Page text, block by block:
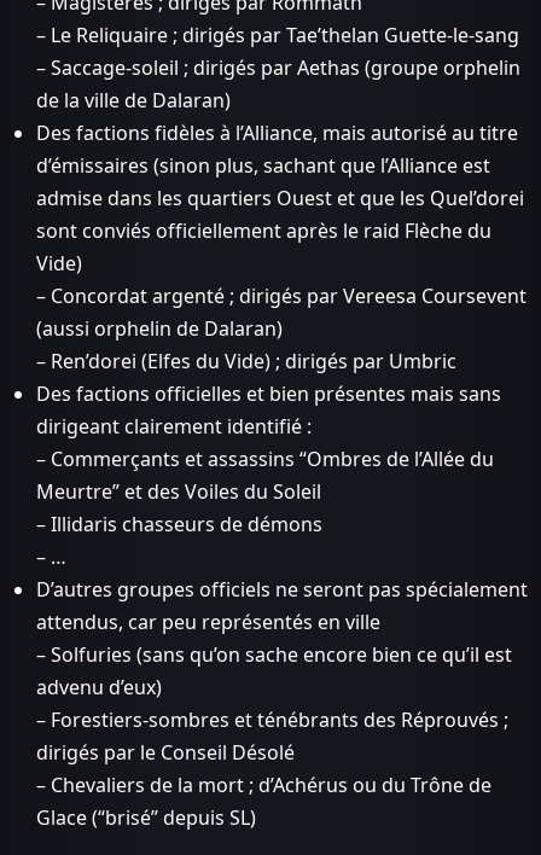
– Le Reliquaire ; dirigés par Tae’thelan Guette-le-sang
– Saccage-soleil ; dirigés par Aethas (groupe orphelin
de la ville de Dalaran)
Des factions fidèles à l’Alliance, mais autorisé au titre
d’émissaires (sinon plus, sachant que l’Alliance est
admise dans les quartiers Ouest et que les Quel’dorei
sont conviés officiellement après le raid Flèche du
Vide)
– Concordat argenté ; dirigés par Vereesa Coursevent
(aussi orphelin de Dalaran)
– Ren’dorei (Elfes du Vide) ; dirigés par Umbric
Des factions officielles et bien présentes mais sans
dirigeant clairement identifié :
– Commerçants et assassins “Ombres de l’Allée du
Meurtre” et des Voiles du Soleil
– Illidaris chasseurs de démons
– …
D’autres groupes officiels ne seront pas spécialement
attendus, car peu représentés en ville
– Solfuries (sans qu’on sache encore bien ce qu’il est
advenu d’eux)
– Forestiers-sombres et ténébrants des Réprouvés ;
dirigés par le Conseil Désolé
– Chevaliers de la mort ; d’Achérus ou du Trône de
Glace (“brisé” depuis SL)